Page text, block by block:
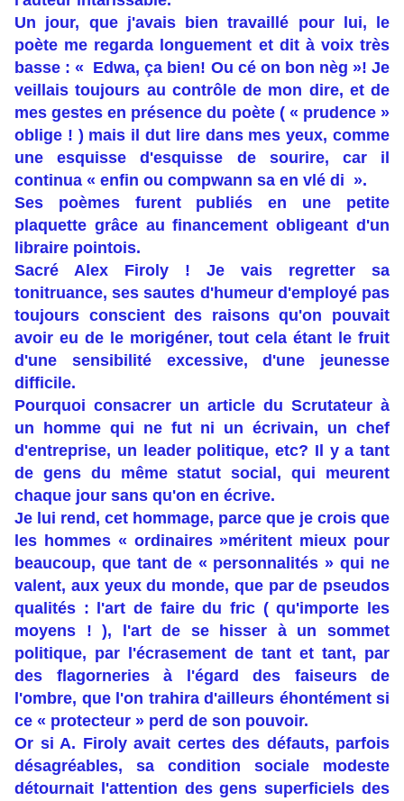
Un jour, que j'avais bien travaillé pour lui, le
poète me regarda longuement et dit à voix très
basse : « Edwa, ça bien! Ou cé on bon nèg »! Je
veillais toujours au contrôle de mon dire, et de
mes gestes en présence du poète ( « prudence »
oblige ! ) mais il dut lire dans mes yeux, comme
une esquisse d'esquisse de sourire, car il
continua « enfin ou compwann sa en vlé di ».
Ses poèmes furent publiés en une petite
plaquette grâce au financement obligeant d'un
libraire pointois.
Sacré Alex Firoly ! Je vais regretter sa
tonitruance, ses sautes d'humeur d'employé pas
toujours conscient des raisons qu'on pouvait
avoir eu de le morigéner, tout cela étant le fruit
d'une sensibilité excessive, d'une jeunesse
difficile.
Pourquoi consacrer un article du Scrutateur à
un homme qui ne fut ni un écrivain, un chef
d'entreprise, un leader politique, etc? Il y a tant
de gens du même statut social, qui meurent
chaque jour sans qu'on en écrive.
Je lui rend, cet hommage, parce que je crois que
les hommes « ordinaires »méritent mieux pour
beaucoup, que tant de « personnalités » qui ne
valent, aux yeux du monde, que par de pseudos
qualités : l'art de faire du fric ( qu'importe les
moyens ! ), l'art de se hisser à un sommet
politique, par l'écrasement de tant et tant, par
des flagorneries à l'égard des faiseurs de
l'ombre, que l'on trahira d'ailleurs éhontément si
ce « protecteur » perd de son pouvoir.
Or si A. Firoly avait certes des défauts, parfois
désagréables, sa condition sociale modeste
détournait l'attention des gens superficiels des